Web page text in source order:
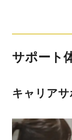
サポート
キャリアサ